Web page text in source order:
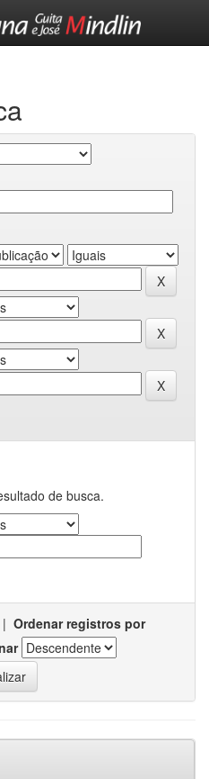
de busca.
| Ordenar registros por